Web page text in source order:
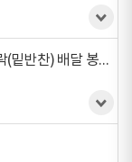
[약수노인종합복지관] 여름나기 사랑의 도시락(밑반찬) 배달 봉사자 모집(모집중)